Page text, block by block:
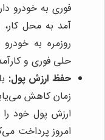
فوری به خودرو
آمد به محل کار،
روزمره به
حلی فوری و
حفظ ارزش پول:
زمان کاهش
ارزش پول خود را
امروز پرداخت